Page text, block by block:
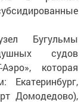
Бугульмы
судов
которая
Екатеринбург,
Домодедово),